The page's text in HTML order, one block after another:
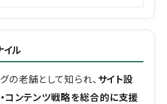
イル
の老舗として知られ、 サイト設
コンテンツ戦略を総合的に支援